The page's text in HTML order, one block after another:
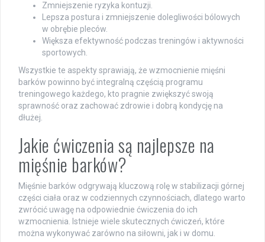
Zmniejszenie ryzyka kontuzji.
Lepsza postura i zmniejszenie dolegliwości bólowych
w obrębie pleców.
Większa efektywność podczas treningów i aktywności
sportowych.
Wszystkie te aspekty sprawiają, że wzmocnienie mięśni
barków powinno być integralną częścią programu
treningowego każdego, kto pragnie zwiększyć swoją
sprawność oraz zachować zdrowie i dobrą kondycję na
dłużej.
Jakie ćwiczenia są najlepsze na
mięśnie barków?
Mięśnie barków odgrywają kluczową rolę w stabilizacji górnej
części ciała oraz w codziennych czynnościach, dlatego warto
zwrócić uwagę na odpowiednie ćwiczenia do ich
wzmocnienia. Istnieje wiele skutecznych ćwiczeń, które
można wykonywać zarówno na siłowni, jak i w domu.